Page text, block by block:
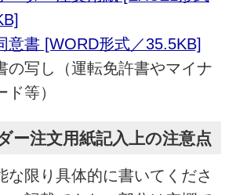
意書 [WORD形式／35.5KB]
の写し（運転免許書やマイナ
ド等）
ー注文用紙記入上の注意点
な限り具体的に書いてくださ